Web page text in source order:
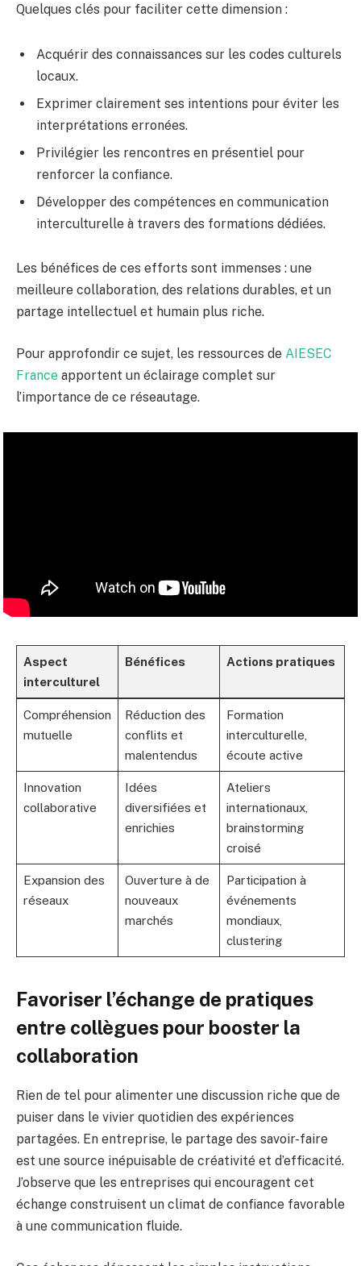
Quelques clés pour faciliter cette dimension :
Acquérir des connaissances sur les codes culturels
locaux.
Exprimer clairement ses intentions pour éviter les
interprétations erronées.
Privilégier les rencontres en présentiel pour
renforcer la confiance.
Développer des compétences en communication
interculturelle à travers des formations dédiées.
Les bénéfices de ces efforts sont immenses : une
meilleure collaboration, des relations durables, et un
partage intellectuel et humain plus riche.
Pour approfondir ce sujet, les ressources de AIESEC
France apportent un éclairage complet sur
l’importance de ce réseautage.
Aspect
interculturel
Bénéfices Actions pratiques
Compréhension
mutuelle
Réduction des
conflits et
malentendus
Formation
interculturelle,
écoute active
Innovation
collaborative
Idées
diversifiées et
enrichies
Ateliers
internationaux,
brainstorming
croisé
Expansion des
réseaux
Ouverture à de
nouveaux
marchés
Participation à
événements
mondiaux,
clustering
Favoriser l’échange de pratiques
entre collègues pour booster la
collaboration
Rien de tel pour alimenter une discussion riche que de
puiser dans le vivier quotidien des expériences
partagées. En entreprise, le partage des savoir-faire
est une source inépuisable de créativité et d’efficacité.
J’observe que les entreprises qui encouragent cet
échange construisent un climat de confiance favorable
à une communication fluide.